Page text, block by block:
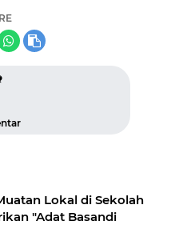
Lokal di Sekolah
"Adat Basandi